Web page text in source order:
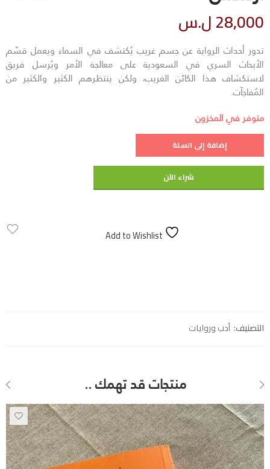
28,000ل.س
تدور أحداث الرواية عن جسم غريب يُكتشف في السماء ويعمل قسّم
الأبحاث السري في السعودية على معالجة الأمر ويُرسل فريق
لاستكشاف هذا الكائن الغريب، ولكن ينتظرهم الكثير والكثير من
المُفاجآت.
متوفر في المخزون
إضافة إلى السلة
شراء الآن
Add to Wishlist
التصنيف: أدب وروايات
منتجات قد تهمك ..